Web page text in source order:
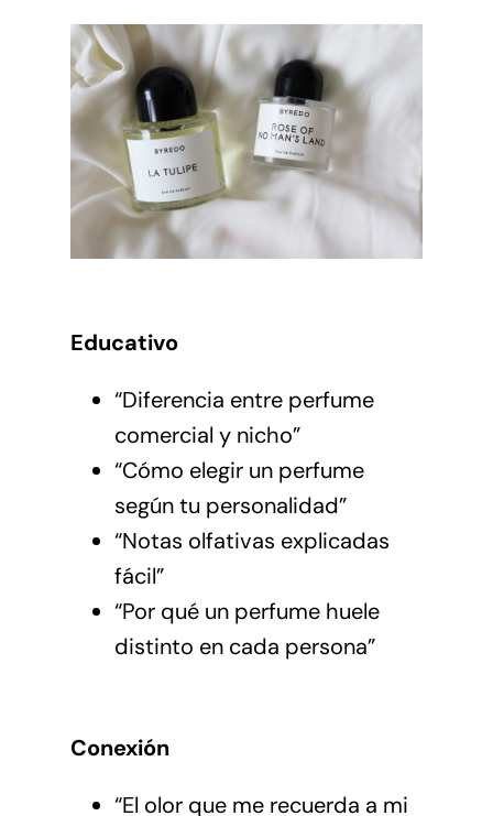
Educativo
“Diferencia entre perfume
comercial y nicho”
“Cómo elegir un perfume
según tu personalidad”
“Notas olfativas explicadas
fácil”
“Por qué un perfume huele
distinto en cada persona”
Conexión
“El olor que me recuerda a mi